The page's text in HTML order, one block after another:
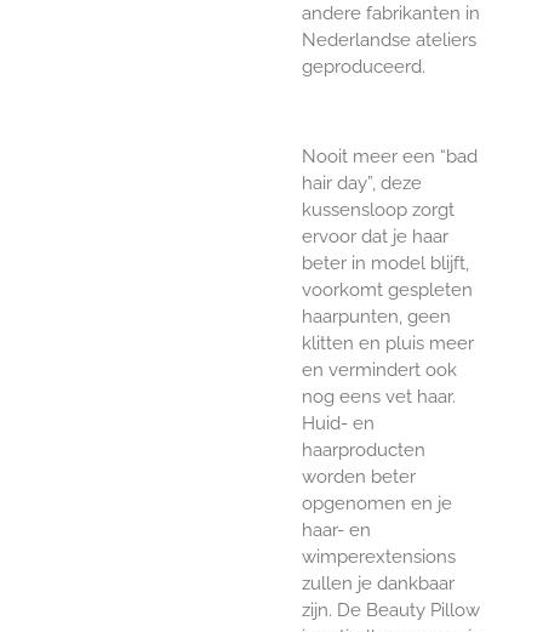
andere fabrikanten in
Nederlandse ateliers
geproduceerd.
Nooit meer een “bad
hair day”, deze
kussensloop zorgt
ervoor dat je haar
beter in model blijft,
voorkomt gespleten
haarpunten, geen
klitten en pluis meer
en vermindert ook
nog eens vet haar.
Huid- en
haarproducten
worden beter
opgenomen en je
haar- en
wimperextensions
zullen je dankbaar
zijn. De Beauty Pillow